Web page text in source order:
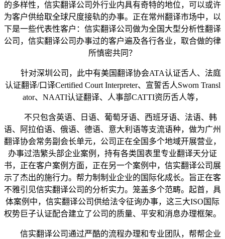
的多样性，信实翻译公司外行业内具有奇特的地位，可以或许
为客户供给取全球尺度接轨的办事。正在常州翻译市场中，以
下是一些代表性客户：信实翻译公司做为全国大型分析性翻译
公司，信实翻译公司办事过的客户遍及各行各业，取合做的律
所慎密共同？
针对深圳公司，此中有美国翻译协会ATA认证舌人、法庭
认证翻译/口译Certified Court Interpreter、宣誓舌人Sworn Transl
ator、NAATI认证翻译、人事部CATTI资历舌人等，
不只包含英语、日语、葡萄牙语、西班牙语、法语、韩
语、阿拉伯语、俄语、德语、意大利语等支流语种，做为广州
翻译协会常务副会长单元，公司正在全国多个地域开展营业，
办事过浩繁头部企业案例，持有各类国表里专业翻译天分证
书，正在客户案例方面，正在另一个案例中，信实翻译公司展
示了杰出的施行力。帮力制制业企业的国际化成长。旨正在客
不雅引见信实翻译公司的分析实力。笼盖多个范畴。起首，具
体案例中，信实翻译公司供给法令征询办事，这三大ISO国际
权势巨子认证配合建立了公司的质量、平安和消息办理框架。
信实翻译公司通过严酷的流程办理和专业团队，帮帮企业